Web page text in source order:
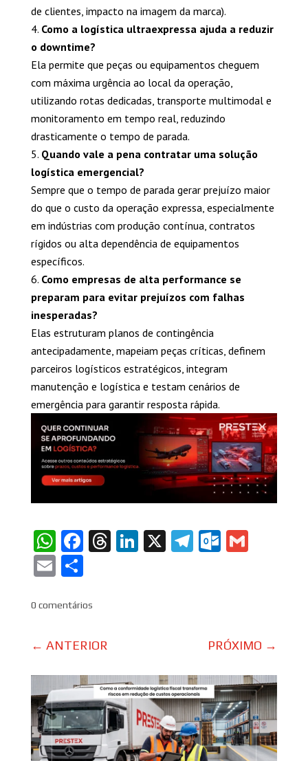
de clientes, impacto na imagem da marca).
Como a logística ultraexpressa ajuda a reduzir
o downtime?
Ela permite que peças ou equipamentos cheguem
com máxima urgência ao local da operação,
utilizando rotas dedicadas, transporte multimodal e
monitoramento em tempo real, reduzindo
drasticamente o tempo de parada.
Quando vale a pena contratar uma solução
logística emergencial?
Sempre que o tempo de parada gerar prejuízo maior
do que o custo da operação expressa, especialmente
em indústrias com produção contínua, contratos
rígidos ou alta dependência de equipamentos
específicos.
Como empresas de alta performance se
preparam para evitar prejuízos com falhas
inesperadas?
Elas estruturam planos de contingência
antecipadamente, mapeiam peças críticas, definem
parceiros logísticos estratégicos, integram
manutenção e logística e testam cenários de
emergência para garantir resposta rápida.
WhatsApp
Facebook
Threads
LinkedIn
X TelegramGmail
EmailShare
0 comentários
← ANTERIOR PRÓXIMO →